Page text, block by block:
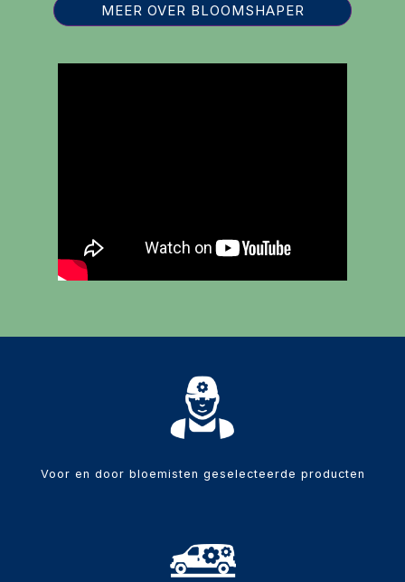
MEER OVER BLOOMSHAPER
Voor en door bloemisten geselecteerde producten